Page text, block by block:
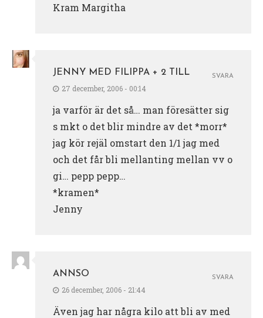
Kram Margitha
JENNY MED FILIPPA + 2 TILL
27 december, 2006 - 00:14
ja varför är det så… man föresätter sig
s mkt o det blir mindre av det *morr*
jag kör rejäl omstart den 1/1 jag med
och det får bli mellanting mellan vv o
gi… pepp pepp…
*kramen*
Jenny
SVARA
ANNSO
26 december, 2006 - 21:44
Även jag har några kilo att bli av med
SVARA